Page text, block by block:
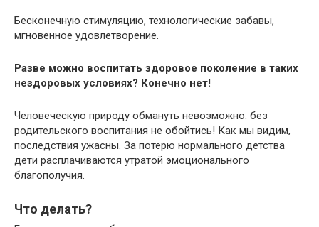
Бесконечную стимуляцию, технологические забавы,
мгновенное удовлетворение.
Разве можно воспитать здоровое поколение в таких
нездоровых условиях? Конечно нет!
Человеческую природу обмануть невозможно: без
родительского воспитания не обойтись! Как мы видим,
последствия ужасны. За потерю нормального детства
дети расплачиваются утратой эмоционального
благополучия.
Что делать?